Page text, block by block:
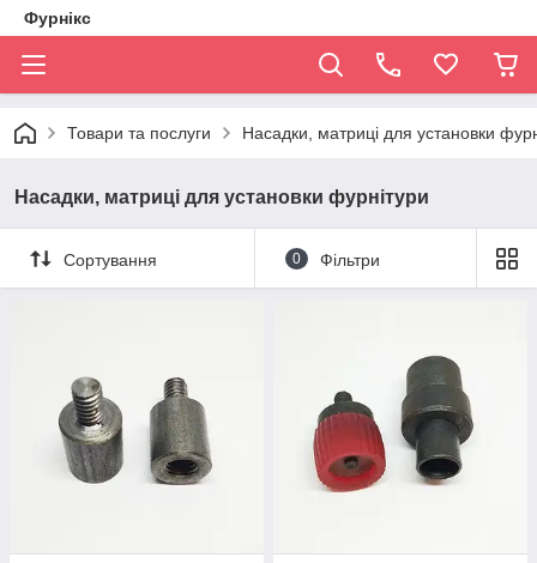
Фурнікс
Товари та послуги Насадки, матриці для установки
Насадки, матриці для установки фурнітури
Сортування 0 Фільтри